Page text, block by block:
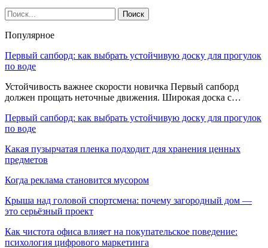
Популярное
Первый сапборд: как выбрать устойчивую доску для прогулок
по воде
Устойчивость важнее скорости новичка Первый сапборд
должен прощать неточные движения. Широкая доска с…
Первый сапборд: как выбрать устойчивую доску для прогулок
по воде
Какая пузырчатая пленка подходит для хранения ценных
предметов
Когда реклама становится мусором
Крыша над головой спортсмена: почему загородный дом —
это серьёзный проект
Как чистота офиса влияет на покупательское поведение:
психология цифрового маркетинга